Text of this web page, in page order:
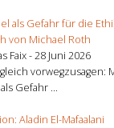
als Gefahr für die
von Michael Roth
Faix -28 Juni 2026
vorwegzusagen:
Gefahr ...
Aladin El-Mafaalani